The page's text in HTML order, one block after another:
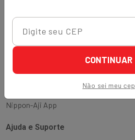
CONTINUAR
Não sei meu cep
Política de Privacidade
Prazos de Entrega
Quem Somos
Nippon-Aji App
Ajuda e Suporte